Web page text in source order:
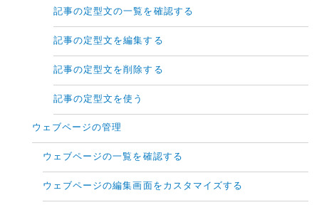
記事の定型文の一覧を確認する
記事の定型文を編集する
記事の定型文を削除する
記事の定型文を使う
ウェブページの管理
ウェブページの一覧を確認する
ウェブページの編集画面をカスタマイズする